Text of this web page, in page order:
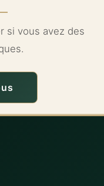
si vous avez des